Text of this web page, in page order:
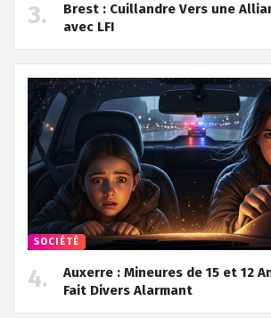
Brest : Cuillandre Vers une
avec LFI
SOCIÉTÉ
Auxerre : Mineures de 15 et 12
Fait Divers Alarmant